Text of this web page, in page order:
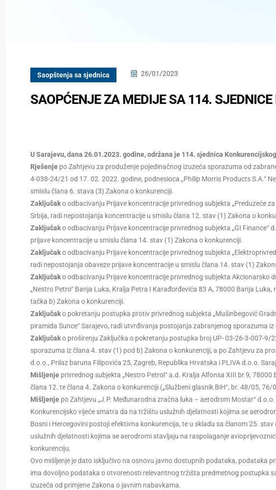
Saopštenja sa sjednica 26/01/2023
SAOPĆENJE ZA MEDIJE SA 114.
U Sarajevu, dana 26.01.2023. godine, održana je 114. sjednica
Rješenje po Zahtjevu za produženje pojedinačnog izuzeća sporazuma od
4-038-24/21 od 17. 02. 2022. godine, podnesioca „Philip Morris Products S.A.“
smislu člana 6. stava (3) Zakona o konkurenciji.
Zaključako odbacivanju Prijave koncentracije privrednog subjekta „Preduzeće
Srbija, radi nepostojanja koncentracije u smislu člana 12. stav (1) Zakona o
Zaključako odbacivanju Prijave koncentracije privrednog subjekta „GI Finance“
prijave koncentracije u smislu člana 14. stav (1) Zakona o konkurenciji.
Zaključako odbacivanju Prijave koncentracije privrednog subjekta
radi nepostojanja obaveze prijave koncentracije u smislu člana 14. stav (1)
Zaključako odbacivanju Prijave koncentracije privrednog subjekta
„Nestro Petro“ Banja Luka, Kralja Petra I Karađorđevića 83 A, 78000 Banja
tačka b) Zakona o konkurenciji.
Zaključako pokretanju postupka protiv privrednog subjekta „Mušinbegović
piramida Sunce“ Sarajevo, radi utvrđivanja postojanja zabranjenog sporazuma
Zaključako proširenju Zaključka o pokretanju postupka broj UP- 03-26-3-007-
sporazuma iz člana 4. stav (1) pod b) Zakona o konkurenciji, a po Zahtjevu za
d.o.o., Prilaz baruna Filipovića 25, Zagreb, Republika Hrvatska i PLIVA d.o.o.
Mišljenje privrednog subjekta „Nestro Petrol“ a.d. Kralja Alfonsa XIII br.9,
člana 12. te člana 4. Zakona o konkurenciji („Službeni glasnik BiH“, br. 48/05, 76/
Mišljenje po Zahtjevu „J.P. Međunarodna zračna luka – aerodrom Mostar“
Konkurencijsko vijeće smatra da na tržištu uslužnih djelatnosti kojima se
Bosni i Hercegovini postoji efektivna konkurencija, te u skladu sa članom 25.
uslužnih djelatnosti kojima se aerodromi stavljaju na raspolaganje
konkurenciju.
Ovo mišljenje je dato isključivo na osnovu javno dostupnih podataka, podataka
ima dovoljno podataka o otvorenosti relevantnog tržišta predmetnog postupka
izuzeća od primjene Zakona o javnim nabavkama.